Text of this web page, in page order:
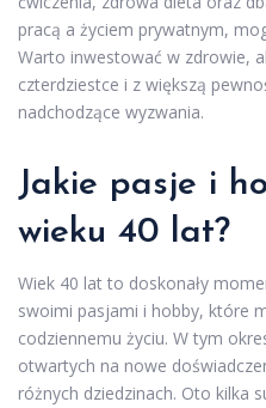
pracą a życiem prywatnym,
Warto inwestować w zdrowie,
czterdziestce i z większą
nadchodzące wyzwania.
Jakie pasje i
wieku 40 lat?
Wiek 40 lat to doskonały
swoimi pasjami i hobby, które
codziennemu życiu. W tym
otwartych na nowe
różnych dziedzinach. Oto kilka